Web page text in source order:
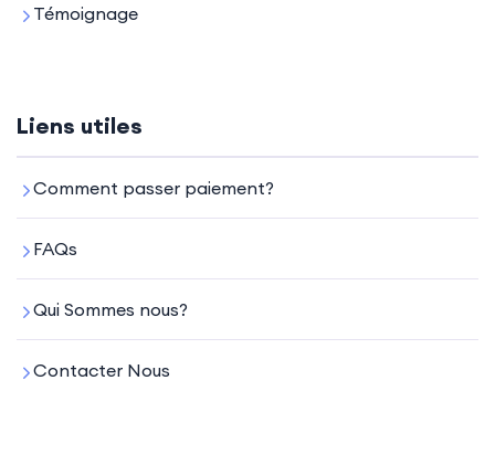
Témoignage
Liens utiles
Comment passer paiement?
FAQs
Qui Sommes nous?
Contacter Nous